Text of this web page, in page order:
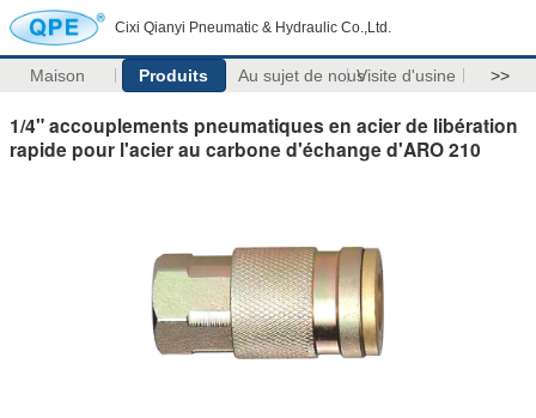
Cixi Qianyi Pneumatic & Hydraulic Co.,Ltd.
Maison Produits Au sujet de nousVisite d'usine >>
1/4" accouplements pneumatiques en acier de libération
rapide pour l'acier au carbone d'échange d'ARO 210